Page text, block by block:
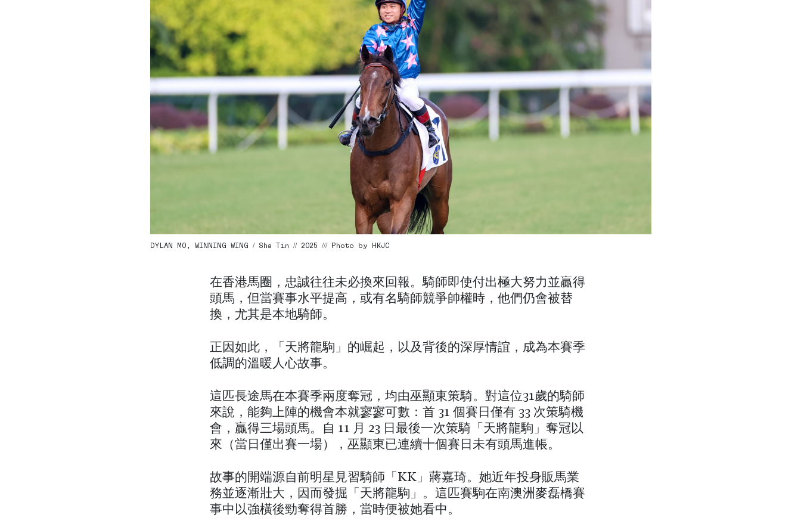
DYLAN MO, WINNING WING / Sha Tin // 2025 /// Photo by HKJC
在香港馬圈，忠誠往往未必換來回報。騎師即使付出極大努力並贏得
頭馬，但當賽事水平提高，或有名騎師競爭帥權時，他們仍會被替
換，尤其是本地騎師。
正因如此，「天將龍駒」的崛起，以及背後的深厚情誼，成為本賽季
低調的溫暖人心故事。
這匹長途馬在本賽季兩度奪冠，均由巫顯東策騎。對這位31歲的騎師
來說，能夠上陣的機會本就寥寥可數：首 31 個賽日僅有 33 次策騎機
會，贏得三場頭馬。自 11 月 23 日最後一次策騎「天將龍駒」奪冠以
來（當日僅出賽一場），巫顯東已連續十個賽日未有頭馬進帳。
故事的開端源自前明星見習騎師「KK」蔣嘉琦。她近年投身販馬業
務並逐漸壯大，因而發掘「天將龍駒」。這匹賽駒在南澳洲麥磊橋賽
事中以強橫後勁奪得首勝，當時便被她看中。